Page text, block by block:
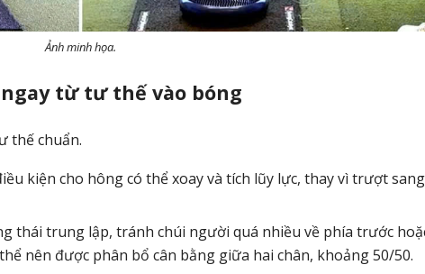
Ảnh minh họa.
từ tư thế vào bóng
thế chuẩn.
kiện cho hông có thể xoay và tích lũy lực, thay vì trượt sang
thái trung lập, tránh chúi người quá nhiều về phía trước
nên được phân bổ cân bằng giữa hai chân, khoảng 50/50.